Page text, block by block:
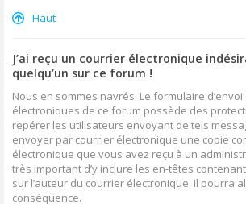
Haut
J’ai reçu un courrier électronique
quelqu’un sur ce forum !
Nous en sommes navrés. Le formulaire
électroniques de ce forum possède des
repérer les utilisateurs envoyant de tels
envoyer par courrier électronique une copie
électronique que vous avez reçu à un
très important d’y inclure les en-têtes
sur l’auteur du courrier électronique. Il pourra
conséquence.